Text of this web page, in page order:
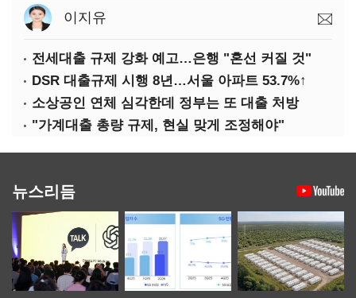
이지유
전세대출 규제 강화 예고…은행 "혼선 커질 것"
DSR 대출규제 시행 8년…서울 아파트 53.7%↑
소상공인 연체 심각한데 정부는 또 대출 처방
"가계대출 총량 규제, 현실 맞게 조정해야"
뉴스리듬